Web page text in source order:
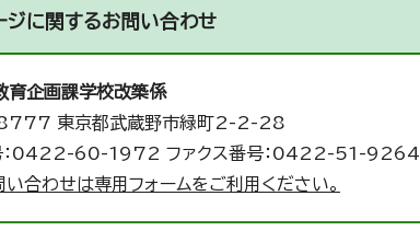
ジに関するお問い合わせ
育企画課学校改築係
東京都武蔵野市緑町2-2-28
：0422-60-1972 ファクス番号：0422-51-9264
い合わせは専用フォームをご利用ください。